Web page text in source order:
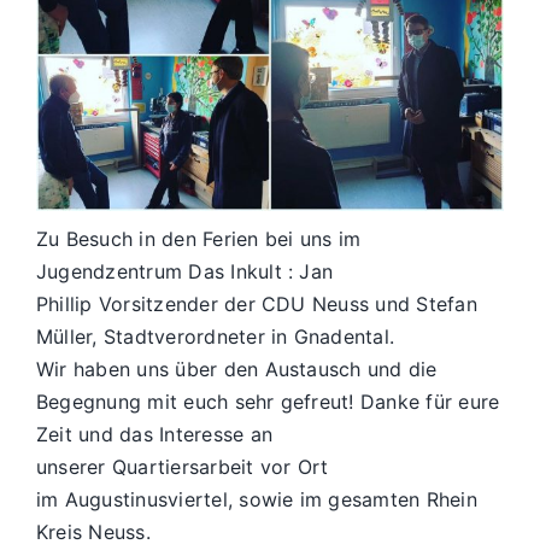
Zu Besuch in den Ferien bei uns im
Jugendzentrum Das Inkult : Jan
Phillip Vorsitzender der CDU Neuss und Stefan
Müller, Stadtverordneter in Gnadental.
Wir haben uns über den Austausch und die
Begegnung mit euch sehr gefreut! Danke für eure
Zeit und das Interesse an
unserer Quartiersarbeit vor Ort
im Augustinusviertel, sowie im gesamten Rhein
Kreis Neuss.